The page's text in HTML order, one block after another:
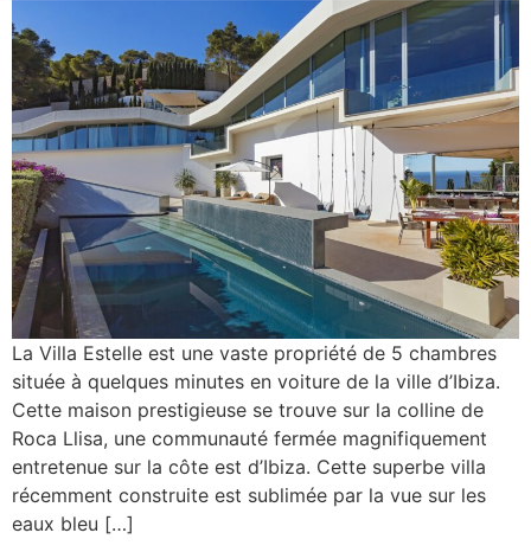
La Villa Estelle est une vaste propriété de 5 chambres
située à quelques minutes en voiture de la ville d’Ibiza.
Cette maison prestigieuse se trouve sur la colline de
Roca Llisa, une communauté fermée magnifiquement
entretenue sur la côte est d’Ibiza. Cette superbe villa
récemment construite est sublimée par la vue sur les
eaux bleu […]